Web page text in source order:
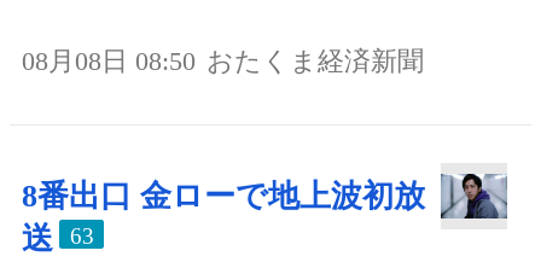
08月08日 08:50 おたくま経済新聞
8番出口 金ローで地上波初放
送
63